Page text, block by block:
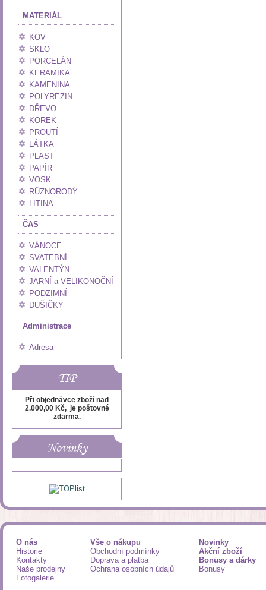
MATERIÁL
KOV
SKLO
PORCELÁN
KERAMIKA
KAMENINA
POLYREZIN
DŘEVO
KOREK
PROUTÍ
LÁTKA
PLAST
PAPÍR
VOSK
RŮZNORODÝ
LITINA
ČAS
VÁNOCE
SVATEBNÍ
VALENTÝN
JARNÍ a VELIKONOČNÍ
PODZIMNÍ
DUŠIČKY
Administrace
Adresa
TIP
Při objednávce zboží nad
2.000,00 Kč, je poštovné
zdarma.
Novinky
O nás
Historie
Kontakty
Naše prodejny
Fotogalerie
Vše o nákupu
Obchodní podmínky
Doprava a platba
Ochrana osobních údajů
Novinky
Akční zboží
Bonusy a dárky
Bonusy